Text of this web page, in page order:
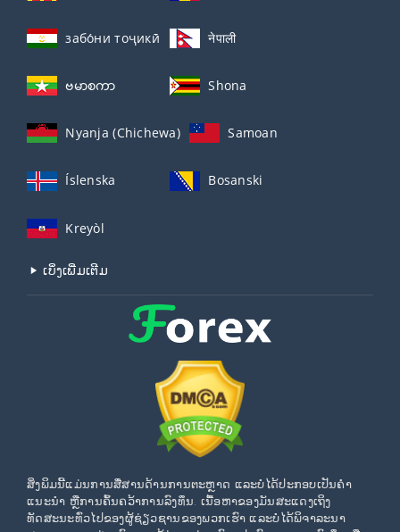
забо́ни тоҷикӣ́ नेपाली
ဗမာစကာ Shona
Nyanja (Chichewa) Samoan
Íslenska Bosanski
Kreyòl
ເບິ່ງເພີ່ມເຕີມ
ສິ່ງພິມນີ້ແມ່ນການສື່ສານດ້ານການຕະຫຼາດ ແລະບໍ່ໄດ້ປະກອບເປັນຄໍາ
ແນະນໍາ ຫຼືການຄົ້ນຄວ້າການລົງທຶນ. ເນື້ອຫາຂອງມັນສະແດງເຖິງ
ທັດສະນະທົ່ວໄປຂອງຜູ້ຊ່ຽວຊານຂອງພວກເຮົາ ແລະບໍ່ໄດ້ພິຈາລະນາ